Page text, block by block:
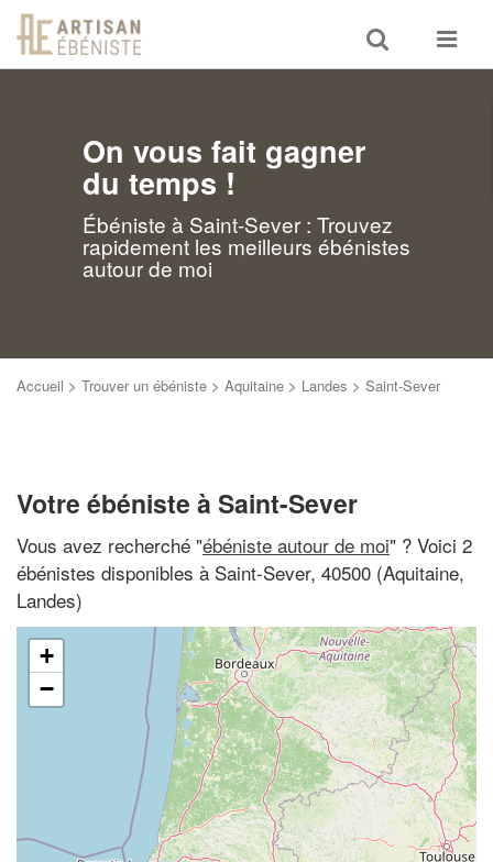
Toggle
search
Toggle
On vous fait gagner
du temps !
Ébéniste à Saint-Sever : Trouvez
rapidement les meilleurs ébénistes
autour de moi
Accueil > Trouver un ébéniste > Aquitaine > Landes > Saint-Sever
Votre ébéniste à Saint-Sever
Vous avez recherché "ébéniste autour de moi" ? Voici 2
ébénistes disponibles à Saint-Sever, 40500 (Aquitaine,
Landes)
+
−